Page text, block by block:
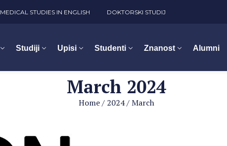
MEDICAL STUDIES IN ENGLISH DOKTORSKI STUDIJ
Studiji Upisi Studenti Znanost Alumni
March 2024
Home/ 2024/March